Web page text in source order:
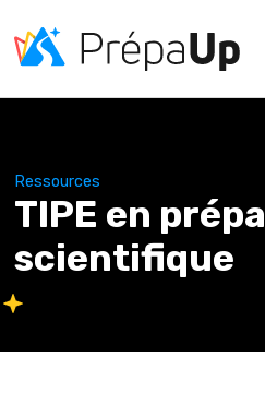
Ressources
TIPE en prépa
scientifique